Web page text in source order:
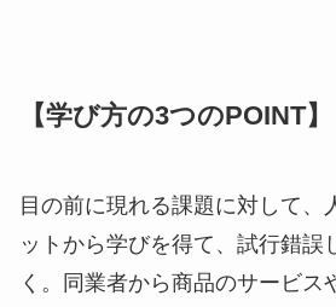
【学び方の3つのPOINT】
目の前に現れる課題に対して、
ットから学びを得て、試行錯誤
く。
同業者から商品のサービス